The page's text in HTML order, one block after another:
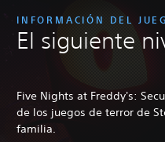
INFORMACIÓN DEL
El siguiente
Five Nights at Freddy's:
de los juegos de terror de
familia.